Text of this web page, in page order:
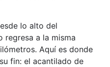
lo alto del
regresa a la misma
Aquí es donde
fin: el acantilado de